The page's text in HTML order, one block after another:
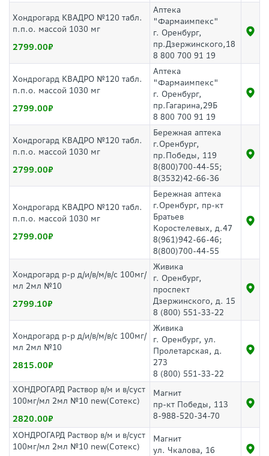
Хондрогард КВАДРО №120 табл.
п.п.о. массой 1030 мг
2799.00
Аптека
"Фармаимпекс"
г. Оренбург,
пр.Дзержинского,18
8 800 700 91 19
Хондрогард КВАДРО №120 табл.
п.п.о. массой 1030 мг
2799.00
Аптека
"Фармаимпекс"
г. Оренбург,
пр.Гагарина,29Б
8 800 700 91 19
Хондрогард КВАДРО №120 табл.
п.п.о. массой 1030 мг
2799.00
Бережная аптека
г.Оренбург,
пр.Победы, 119
8(800)700-44-55;
8(3532)42-66-36
Хондрогард КВАДРО №120 табл.
п.п.о. массой 1030 мг
2799.00
Бережная аптека
г.Оренбург, пр-кт
Братьев
Коростелевых, д.47
8(961)942-66-46;
8(800)700-44-55
Хондрогард р-р д/и/в/м/в/с 100мг/
мл 2мл №10
2799.10
Живика
г. Оренбург,
проспект
Дзержинского, д. 15
8 (800) 551-33-22
Хондрогард р-р д/и/в/м/в/с 100мг/
мл 2мл №10
2815.00
Живика
г. Оренбург, ул.
Пролетарская, д.
273
8 (800) 551-33-22
ХОНДРОГАРД Раствор в/м и в/суст
100мг/мл 2мл №10 new(Сотекс)
2820.00
Магнит
пр-кт Победы, 113
8-988-520-34-70
ХОНДРОГАРД Раствор в/м и в/суст
100мг/мл 2мл №10 new(Сотекс)
Магнит
ул. Чкалова, 16